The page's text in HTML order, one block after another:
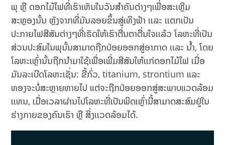
ພຸ ຫຼື ດອກໄມ້ໄຟທີ່ເຮົາເຫັນໃນວັນສຳຄັນຕ່າງໆເພື່ອສະເຫຼີມ
ສະຫຼອງນັ້ນ ຫຼັງຈາກທີ່ມັນລອຍຂຶ້ນສູ່ເທິງຟ້າ ເເລະ ເເຕກເປັນ
ປະກາຍໄຟສີສັນຕ່າງໆທີ່ເຮັດໃຫ້ເຮົາຕື່ນຕາຕື່ນໃຈເເລ້ວ ໂລຫະທີ່ເປັນ
ສ່ວນປະສົມໃນພຸນັ້ນສາມາດຖືກປ່ອຍອອກສູ່ອາກາດ ເເລະ ນ້ຳ, ໂດຍ
ໂລຫະເຫຼົ່ານັ້ນຖືກນຳມາໃຊ້ເພື່ອເພີ່ມສີສັນໃຫ້ເເກ່ດອກໄມ້ໄຟ ເມື່ອ
ມັນລະເບີດໂລຫະເຊັ່ນ: ຂີ້ກົ່ວ, titanium, strontium ແລະ
ທອງຈະບໍ່ສະຫຼາຍຫາຍໄປ ແຕ່ຈະຖືກປ່ອຍອອກສູ່ສະພາບແວດລ້ອມ
ເເທນ, ເມື່ອເວລາຜ່ານໄປໂລຫະທີ່ເປັນພິດເຫຼົ່ານີ້ສາມາດສະສົມຢູ່ໃນ
ຮ່າງກາຍຂອງຄົນເຮົາ ຫຼື ສິ່ງເເວດລ້ອມໄດ້.